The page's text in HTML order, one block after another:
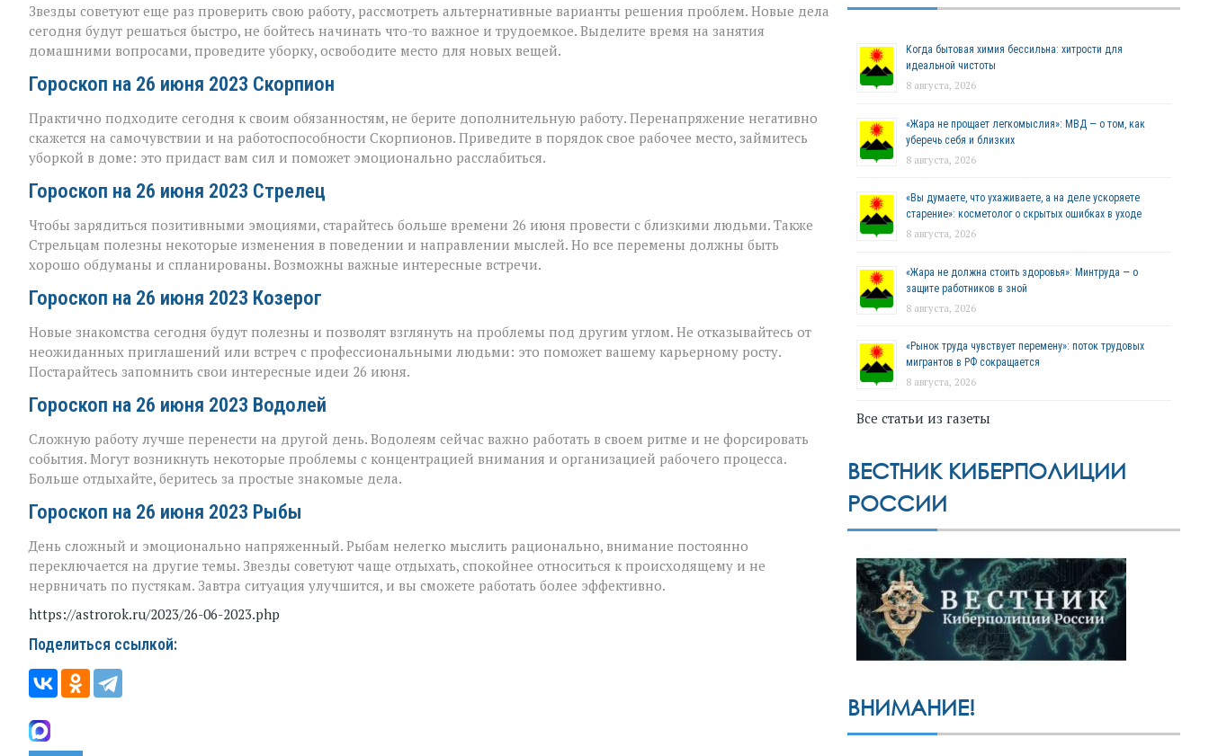
Звезды советуют еще раз проверить свою работу, рассмотреть альтернативные варианты решения проблем. Новые дела
сегодня будут решаться быстро, не бойтесь начинать что-то важное и трудоемкое. Выделите время на занятия
домашними вопросами, проведите уборку, освободите место для новых вещей.
Гороскоп на 26 июня 2023 Скорпион
Практично подходите сегодня к своим обязанностям, не берите дополнительную работу. Перенапряжение негативно
скажется на самочувствии и на работоспособности Скорпионов. Приведите в порядок свое рабочее место, займитесь
уборкой в доме: это придаст вам сил и поможет эмоционально расслабиться.
Гороскоп на 26 июня 2023 Стрелец
Чтобы зарядиться позитивными эмоциями, старайтесь больше времени 26 июня провести с близкими людьми. Также
Стрельцам полезны некоторые изменения в поведении и направлении мыслей. Но все перемены должны быть
хорошо обдуманы и спланированы. Возможны важные интересные встречи.
Гороскоп на 26 июня 2023 Козерог
Новые знакомства сегодня будут полезны и позволят взглянуть на проблемы под другим углом. Не отказывайтесь от
неожиданных приглашений или встреч с профессиональными людьми: это поможет вашему карьерному росту.
Постарайтесь запомнить свои интересные идеи 26 июня.
Гороскоп на 26 июня 2023 Водолей
Сложную работу лучше перенести на другой день. Водолеям сейчас важно работать в своем ритме и не форсировать
события. Могут возникнуть некоторые проблемы с концентрацией внимания и организацией рабочего процесса.
Больше отдыхайте, беритесь за простые знакомые дела.
Гороскоп на 26 июня 2023 Рыбы
День сложный и эмоционально напряженный. Рыбам нелегко мыслить рационально, внимание постоянно
переключается на другие темы. Звезды советуют чаще отдыхать, спокойнее относиться к происходящему и не
нервничать по пустякам. Завтра ситуация улучшится, и вы сможете работать более эффективно.
https://astrorok.ru/2023/26-06-2023.php
Поделиться ссылкой:
Когда бытовая химия бессильна: хитрости для
идеальной чистоты
8 августа, 2026
«Жара не прощает легкомыслия»: МВД — о том, как
уберечь себя и близких
8 августа, 2026
«Вы думаете, что ухаживаете, а на деле ускоряете
старение»: косметолог о скрытых ошибках в уходе
8 августа, 2026
«Жара не должна стоить здоровья»: Минтруда — о
защите работников в зной
8 августа, 2026
«Рынок труда чувствует перемену»: поток трудовых
мигрантов в РФ сокращается
8 августа, 2026
Все статьи из газеты
ВЕСТНИК КИБЕРПОЛИЦИИ
РОССИИ
ВНИМАНИЕ!